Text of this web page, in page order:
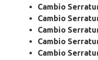
Cambio
Cambio
Cambio
Cambio
Cambio